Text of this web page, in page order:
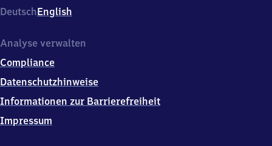
17,
2
8
6
Garding/
Sandwehle
DeutschEnglish
Analyse verwalten
Compliance
Datenschutzhinweise
Informationen zur Barrierefreiheit
Impressum